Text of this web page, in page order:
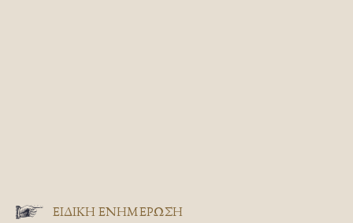
ΕΙΔΙΚΉ ΕΝΗΜΈΡΩΣΗ